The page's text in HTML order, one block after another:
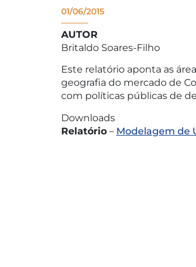
01/06/2015
AUTOR
Britaldo Soares-Filho
Este relatório aponta as
geografia do mercado de
com políticas públicas de
Downloads
Relatório – Modelagem de